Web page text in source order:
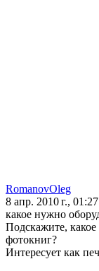
RomanovOleg
8 апр. 2010 г.,
какое нужно
Подскажите,
фотокниг?
Интересует как